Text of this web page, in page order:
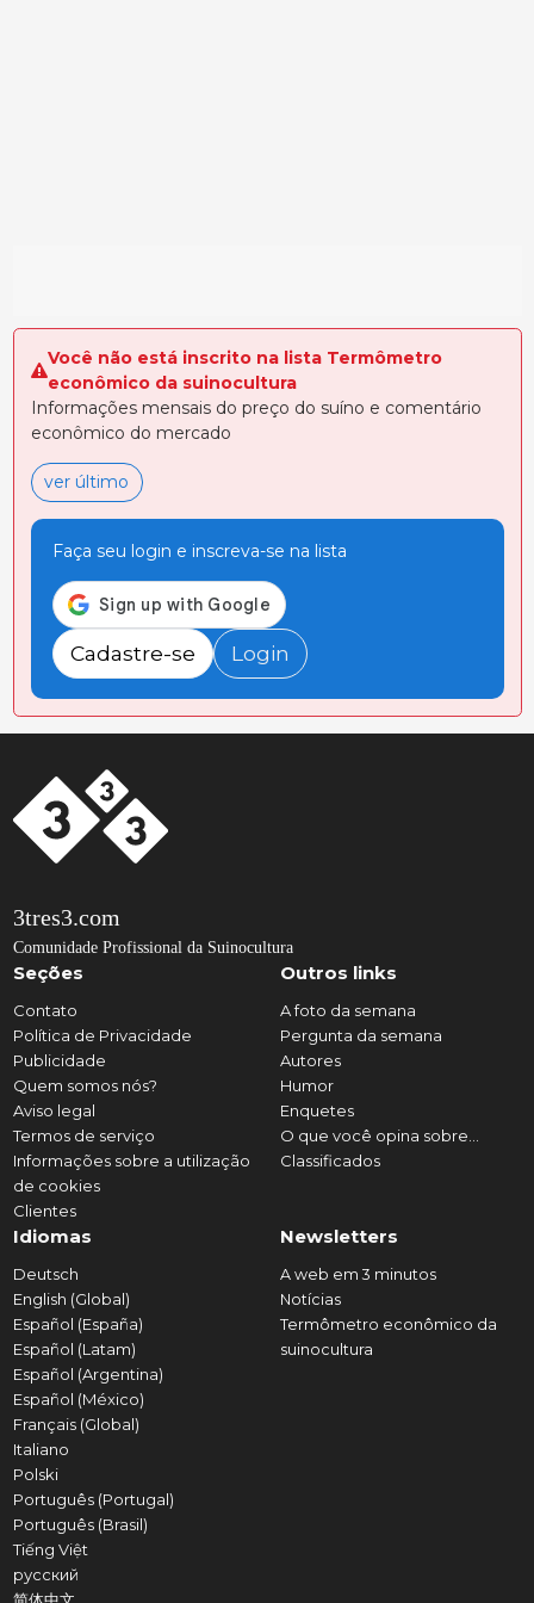
Você não está inscrito na lista Termômetro
econômico da suinocultura
Informações mensais do preço do suíno e comentário
econômico do mercado
ver último
Faça seu login e inscreva-se na lista
Cadastre-se Login
3tres3.com
Comunidade Profissional da Suinocultura
Seções
Contato
Política de Privacidade
Publicidade
Quem somos nós?
Aviso legal
Termos de serviço
Informações sobre a utilização
de cookies
Clientes
Outros links
A foto da semana
Pergunta da semana
Autores
Humor
Enquetes
O que você opina sobre...
Classificados
Idiomas
Deutsch
English (Global)
Español (España)
Español (Latam)
Español (Argentina)
Español (México)
Français (Global)
Italiano
Polski
Português (Portugal)
Português (Brasil)
Tiếng Việt
русский
Newsletters
A web em 3 minutos
Notícias
Termômetro econômico da
suinocultura